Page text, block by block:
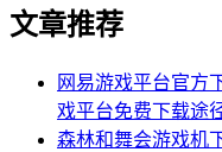
文章推荐
网易游戏平台官方
戏平台免费下载途
森林和舞会游戏机